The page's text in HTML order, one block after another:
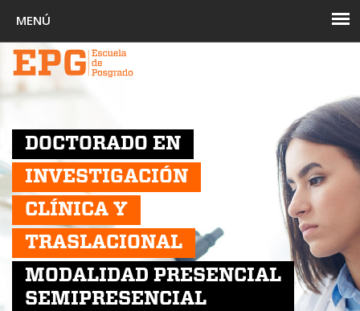
DOCTORADO EN
INVESTIGACIÓN
CLÍNICA Y
TRASLACIONAL
MODALIDAD PRESENCIAL
SEMIPRESENCIAL